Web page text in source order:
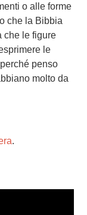
o alle forme
che la Bibbia
che le figure
le
penso
molto da
.